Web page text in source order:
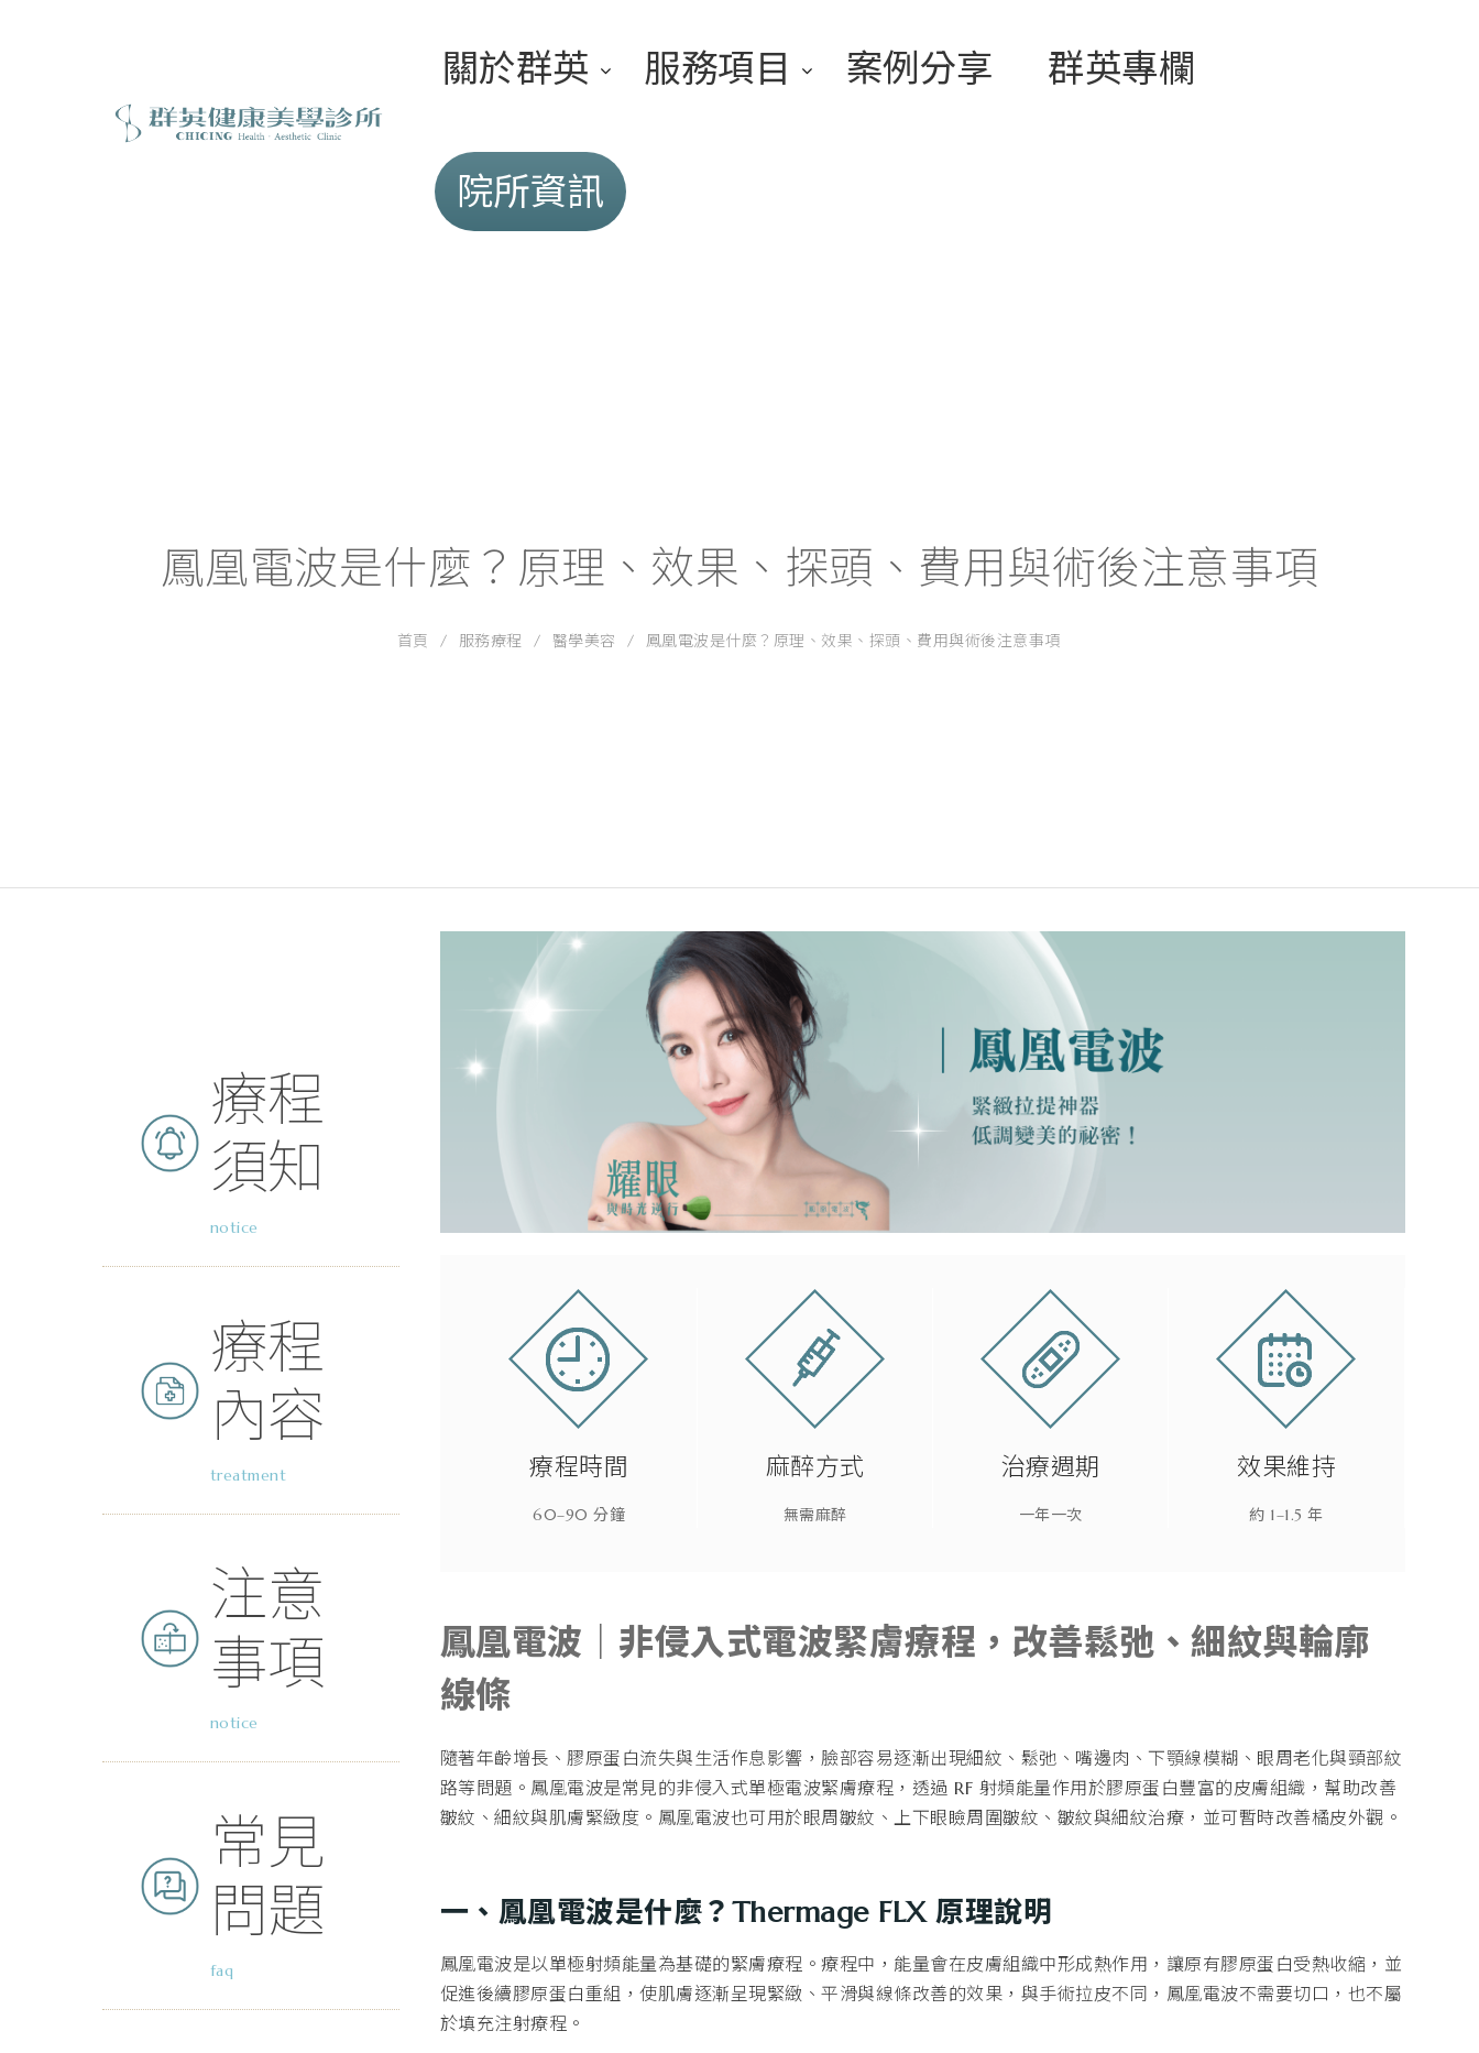
關於群英
關於我們
服務項目 案例分享 群英專欄
院所資訊
鳳凰電波是什麼？原理、效果、探頭、費用與術後注意事項
首頁 服務療程 醫學美容 鳳凰電波是什麼？原理、效果、探頭、費用與術後注意事項
療程
須知
notice
療程
內容
treatment
注意
事項
notice
常見
問題
faq
療程時間
60–90 分鐘
麻醉方式
無需麻醉
治療週期
一年一次
效果維持
約 1–1.5 年
鳳凰電波｜非侵入式電波緊膚療程，改善鬆弛、細紋與輪廓
線條
隨著年齡增長、膠原蛋白流失與生活作息影響，臉部容易逐漸出現細紋、鬆弛、嘴邊肉、下顎線模糊、眼周老化與頸部紋
路等問題。鳳凰電波是常見的非侵入式單極電波緊膚療程，透過 RF 射頻能量作用於膠原蛋白豐富的皮膚組織，幫助改善
皺紋、細紋與肌膚緊緻度。鳳凰電波也可用於眼周皺紋、上下眼瞼周圍皺紋、皺紋與細紋治療，並可暫時改善橘皮外觀。
一、鳳凰電波是什麼？Thermage FLX 原理說明
鳳凰電波是以單極射頻能量為基礎的緊膚療程。療程中，能量會在皮膚組織中形成熱作用，讓原有膠原蛋白受熱收縮，並
促進後續膠原蛋白重組，使肌膚逐漸呈現緊緻、平滑與線條改善的效果，與手術拉皮不同，鳳凰電波不需要切口，也不屬
於填充注射療程。